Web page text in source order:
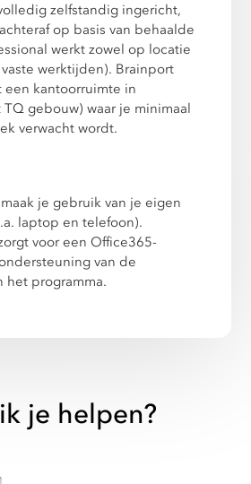
zelfstandig ingericht,
op basis van behaalde
werkt zowel op locatie
werktijden). Brainport
een kantoorruimte in
gebouw) waar je minimaal
verwacht wordt.
je gebruik van je eigen
laptop en telefoon).
voor een Office365-
van de
het programma.
je helpen?